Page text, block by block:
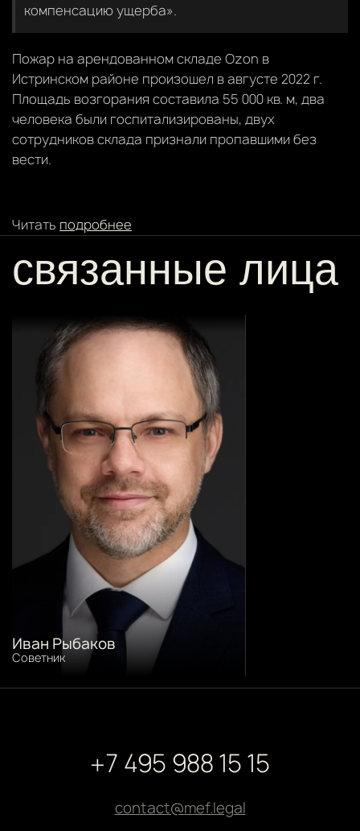
компенсацию ущерба».
Пожар на арендованном складе Ozon в
Истринском районе произошел в августе 2022 г.
Площадь возгорания составила 55 000 кв. м, два
человека были госпитализированы, двух
сотрудников склада признали пропавшими без
вести.
Читать подробнее
связанные лица
Иван Рыбаков
Советник
+7 495 988 15 15
contact@mef.legal